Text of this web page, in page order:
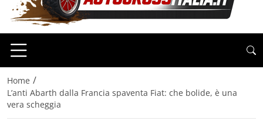
Home /
L’anti Abarth dalla Francia spaventa Fiat: che bolide, è una
vera scheggia